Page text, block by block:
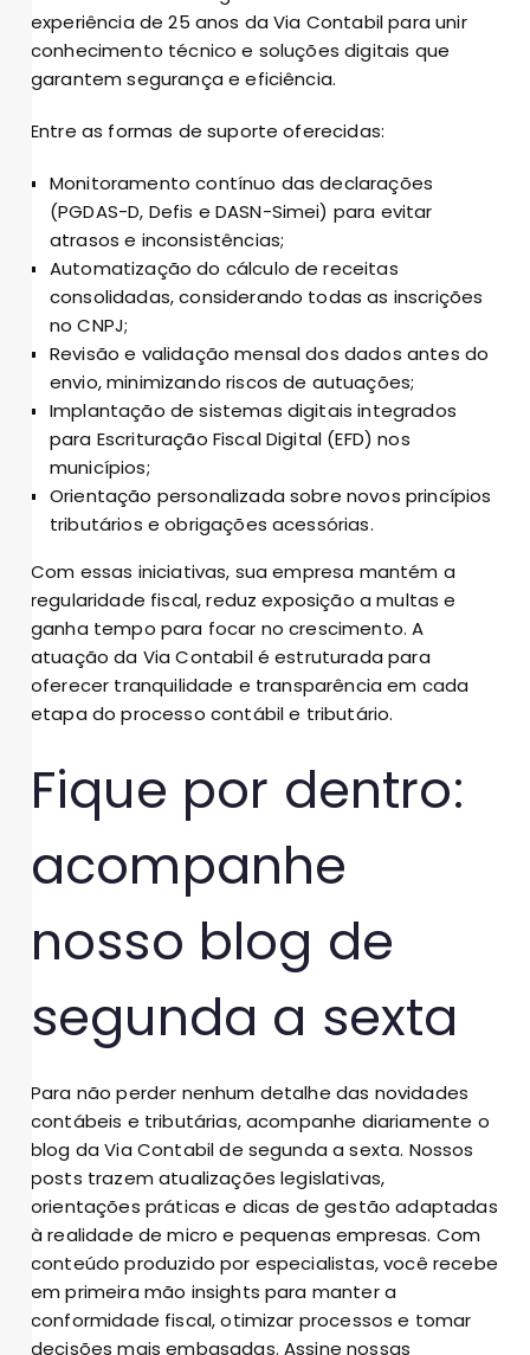
experiência de 25 anos da Via Contabil para unir
conhecimento técnico e soluções digitais que
garantem segurança e eficiência.
Entre as formas de suporte oferecidas:
Monitoramento contínuo das declarações
(PGDAS-D, Defis e DASN-Simei) para evitar
atrasos e inconsistências;
Automatização do cálculo de receitas
consolidadas, considerando todas as inscrições
no CNPJ;
Revisão e validação mensal dos dados antes do
envio, minimizando riscos de autuações;
Implantação de sistemas digitais integrados
para Escrituração Fiscal Digital (EFD) nos
municípios;
Orientação personalizada sobre novos princípios
tributários e obrigações acessórias.
Com essas iniciativas, sua empresa mantém a
regularidade fiscal, reduz exposição a multas e
ganha tempo para focar no crescimento. A
atuação da Via Contabil é estruturada para
oferecer tranquilidade e transparência em cada
etapa do processo contábil e tributário.
Fique por dentro:
acompanhe
nosso blog de
segunda a sexta
Para não perder nenhum detalhe das novidades
contábeis e tributárias, acompanhe diariamente o
blog da Via Contabil de segunda a sexta. Nossos
posts trazem atualizações legislativas,
orientações práticas e dicas de gestão adaptadas
à realidade de micro e pequenas empresas. Com
conteúdo produzido por especialistas, você recebe
em primeira mão insights para manter a
conformidade fiscal, otimizar processos e tomar
decisões mais embasadas. Assine nossas